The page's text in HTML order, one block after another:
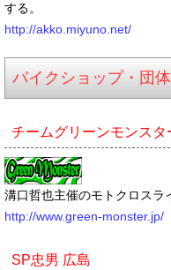
する。
http://akko.miyuno.net/
バイクショップ・団体
チームグリーンモンスタ
溝口哲也主催のモトクロスラ
http://www.green-monster.jp/
SP忠男 広島